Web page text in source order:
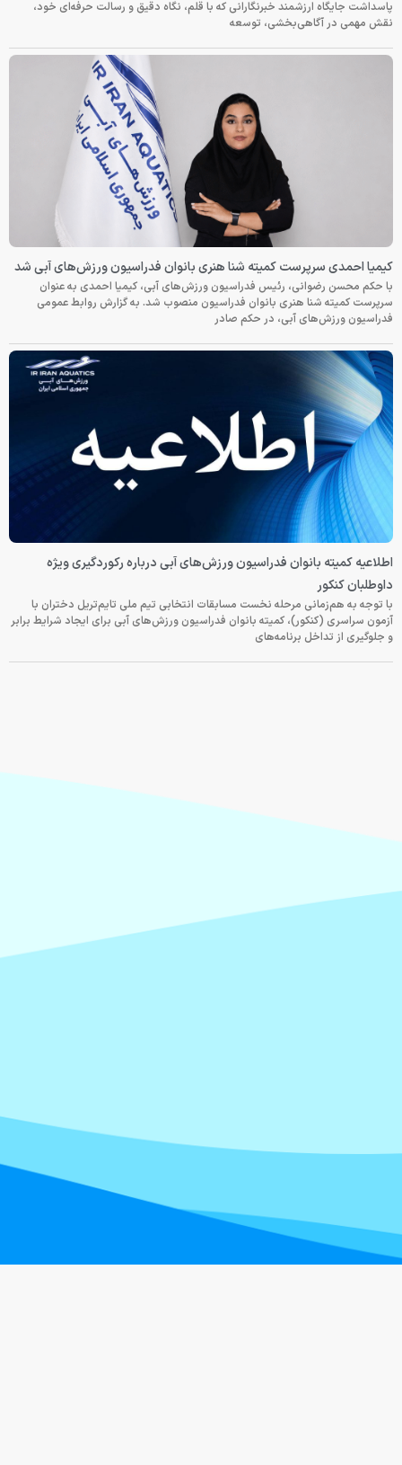
پاسداشت جایگاه ارزشمند خبرنگارانی که با قلم، نگاه دقیق و رسالت حرفه‌ای خود،
نقش مهمی در آگاهی‌بخشی، توسعه
کیمیا احمدی سرپرست کمیته شنا هنری بانوان فدراسیون ورزش‌های آبی شد
با حکم محسن رضوانی، رئیس فدراسیون ورزش‌های آبی، کیمیا احمدی به عنوان
سرپرست کمیته شنا هنری بانوان فدراسیون منصوب شد. به گزارش روابط عمومی
فدراسیون ورزش‌های آبی، در حکم صادر
اطلاعیه کمیته بانوان فدراسیون ورزش‌های آبی درباره رکوردگیری ویژه
داوطلبان کنکور
با توجه به هم‌زمانی مرحله نخست مسابقات انتخابی تیم ملی تایم‌تریل دختران با
آزمون سراسری (کنکور)، کمیته بانوان فدراسیون ورزش‌های آبی برای ایجاد شرایط برابر
و جلوگیری از تداخل برنامه‌های